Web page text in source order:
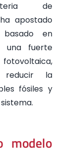
de
apostado
en
una fuerte
la
fósiles y
modelo